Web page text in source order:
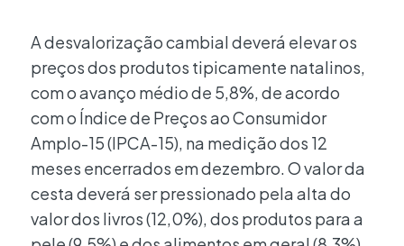
A desvalorização cambial deverá elevar os
preços dos produtos tipicamente natalinos,
com o avanço médio de 5,8%, de acordo
com o Índice de Preços ao Consumidor
Amplo-15 (IPCA-15), na medição dos 12
meses encerrados em dezembro. O valor da
cesta deverá ser pressionado pela alta do
valor dos livros (12,0%), dos produtos para a